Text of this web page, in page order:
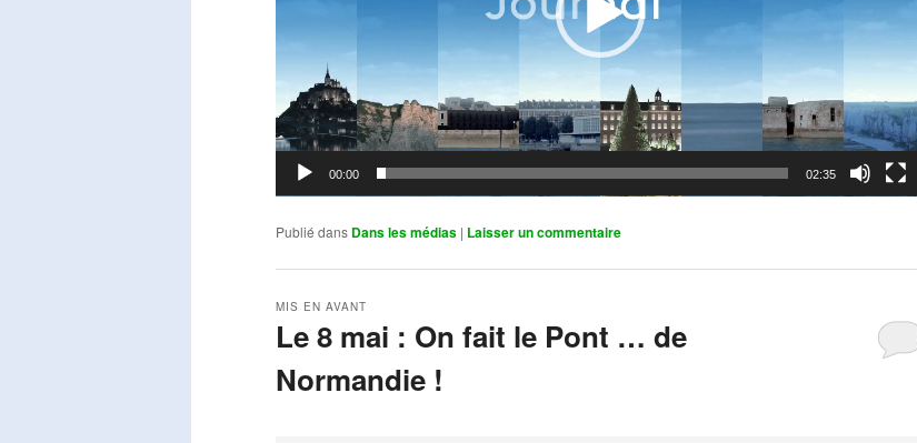
00:00 02:35
Publié dans Dans les médias | Laisser un commentaire
Le 8 mai : On fait le Pont … de
Normandie !
MIS EN AVANT